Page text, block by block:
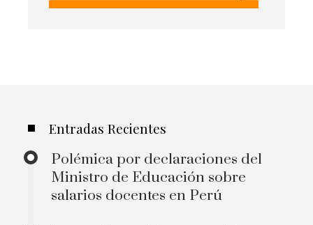
Entradas Recientes
Polémica por declaraciones del
Ministro de Educación sobre
salarios docentes en Perú